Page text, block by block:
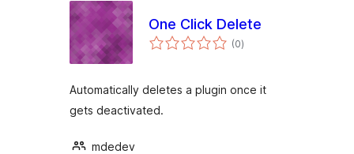
One Click Delete
(0एकूण
मूल्यांकन
)
Automatically deletes a plugin once it
gets deactivated.
mdedev